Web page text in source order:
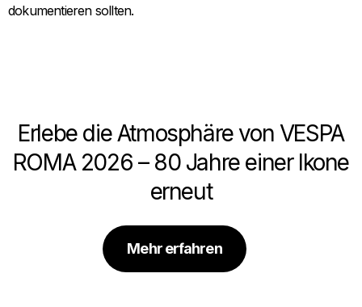
dokumentieren sollten.
Erlebe die Atmosphäre von VESPA
ROMA 2026 – 80 Jahre einer Ikone
erneut
Mehr erfahren